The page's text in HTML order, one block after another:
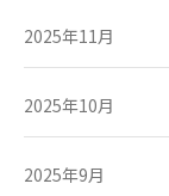
2025年11月
2025年10月
2025年9月